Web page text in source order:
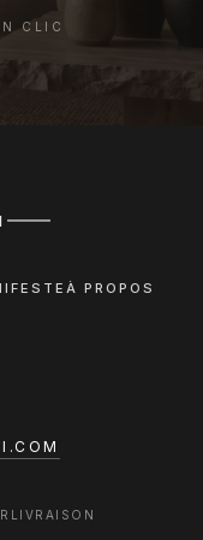
CLIC
À PROPOS
LIVRAISON